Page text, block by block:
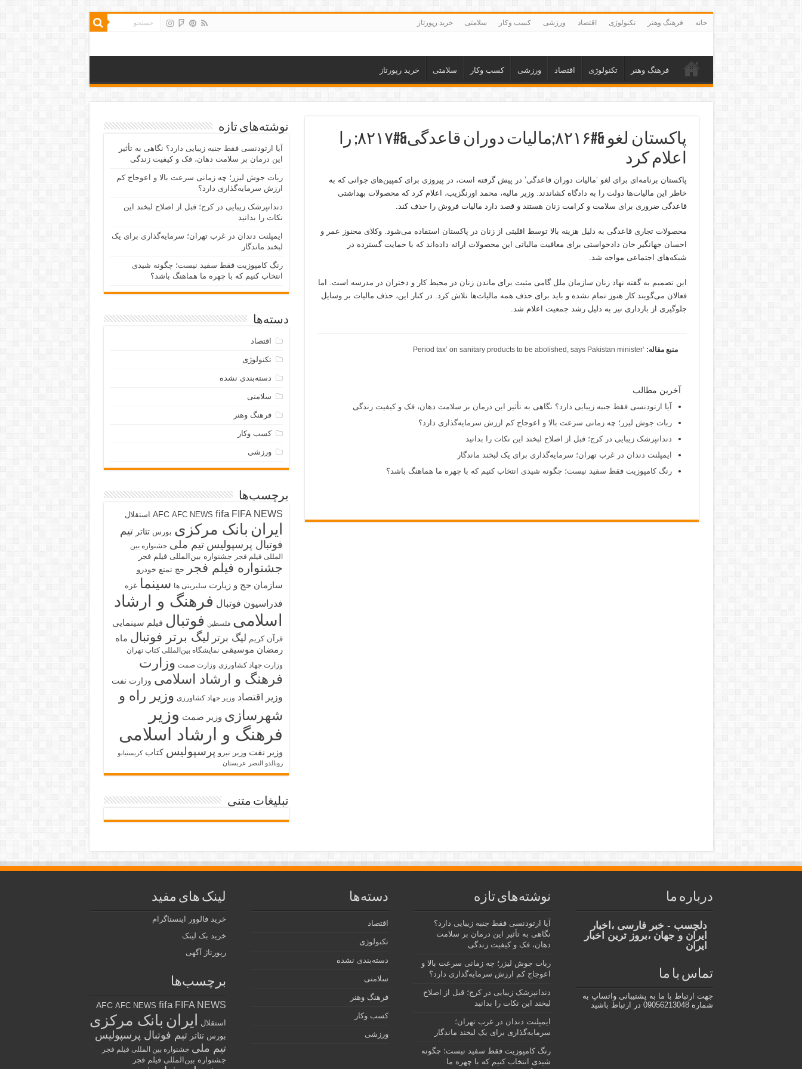
خانه فرهنگ وهنر تکنولوژی اقتصاد ورزشی کسب وکار سلامتی خرید رپورتاز
فرهنگ وهنر تکنولوژی اقتصاد ورزشی کسب وکار سلامتی خرید رپورتاز
پاکستان لغو &#۸۲۱۶;مالیات دوران قاعدگی&#۸۲۱۷; را
اعلام کرد
پاکستان برنامه‌ای برای لغو ‘مالیات دوران قاعدگی’ در پیش گرفته است، در پیروزی برای کمپین‌های جوانی که به
خاطر این مالیات‌ها دولت را به دادگاه کشاندند. وزیر مالیه، محمد اورنگزیب، اعلام کرد که محصولات بهداشتی
قاعدگی ضروری برای سلامت و کرامت زنان هستند و قصد دارد مالیات فروش را حذف کند.
محصولات تجاری قاعدگی به دلیل هزینه بالا توسط اقلیتی از زنان در پاکستان استفاده می‌شود. وکلای محنوز عمر و
احسان جهانگیر خان دادخواستی برای معافیت مالیاتی این محصولات ارائه داده‌اند که با حمایت گسترده در
شبکه‌های اجتماعی مواجه شد.
این تصمیم به گفته نهاد زنان سازمان ملل گامی مثبت برای ماندن زنان در محیط کار و دختران در مدرسه است. اما
فعالان می‌گویند کار هنوز تمام نشده و باید برای حذف همه مالیات‌ها تلاش کرد. در کنار این، حذف مالیات بر وسایل
جلوگیری از بارداری نیز به دلیل رشد جمعیت اعلام شد.
منبع مقاله: ‘Period tax’ on sanitary products to be abolished, says Pakistan minister
آخرین مطالب
آیا ارتودنسی فقط جنبه زیبایی دارد؟ نگاهی به تأثیر این درمان بر سلامت دهان، فک و کیفیت زندگی
ربات جوش لیزر؛ چه زمانی سرعت بالا و اعوجاج کم ارزش سرمایه‌گذاری دارد؟
دندانپزشک زیبایی در کرج؛ قبل از اصلاح لبخند این نکات را بدانید
ایمپلنت دندان در غرب تهران؛ سرمایه‌گذاری برای یک لبخند ماندگار
رنگ کامپوزیت فقط سفید نیست؛ چگونه شیدی انتخاب کنیم که با چهره ما هماهنگ باشد؟
نوشته‌های تازه
آیا ارتودنسی فقط جنبه زیبایی دارد؟ نگاهی به تأثیر
این درمان بر سلامت دهان، فک و کیفیت زندگی
ربات جوش لیزر؛ چه زمانی سرعت بالا و اعوجاج کم
ارزش سرمایه‌گذاری دارد؟
دندانپزشک زیبایی در کرج؛ قبل از اصلاح لبخند این
نکات را بدانید
ایمپلنت دندان در غرب تهران؛ سرمایه‌گذاری برای یک
لبخند ماندگار
رنگ کامپوزیت فقط سفید نیست؛ چگونه شیدی
انتخاب کنیم که با چهره ما هماهنگ باشد؟
دسته‌ها
اقتصاد
تکنولوژی
دسته‌بندی نشده
سلامتی
فرهنگ وهنر
کسب وکار
ورزشی
برچسب‌ها
AFC AFC NEWS fifa FIFA NEWS استقلال
ایران بانک مرکزی بورس تئاتر تیم
فوتبال پرسپولیس تیم ملی جشنواره بین
المللی فیلم فجر جشنواره بین‌المللی فیلم فجر
جشنواره فیلم فجر حج تمتع خودرو
سازمان حج و زیارت سلبریتی ها سینما غزه
فدراسیون فوتبال فرهنگ و ارشاد
اسلامی فلسطین فوتبال فیلم سینمایی
قرآن کریم لیگ برتر لیگ برتر فوتبال ماه
رمضان موسیقی نمایشگاه بین‌المللی کتاب تهران
وزارت جهاد کشاورزی وزارت صمت وزارت
فرهنگ و ارشاد اسلامی وزارت نفت
وزیر اقتصاد وزیر جهاد کشاورزی وزیر راه و
شهرسازی وزیر صمت وزیر
فرهنگ و ارشاد اسلامی
وزیر نفت وزیر نیرو پرسپولیس کتاب کریستیانو
رونالدو النصر عربستان
تبلیغات متنی
درباره ما
دلچسب - خبر فارسی ،اخبار
ایران و جهان ،بروز ترین اخبار
ایران
تماس با ما
جهت ارتباط با ما به پشتیبانی واتساپ به
شماره 09056213048 در ارتباط باشید
نوشته‌های تازه
آیا ارتودنسی فقط جنبه زیبایی دارد؟
نگاهی به تأثیر این درمان بر سلامت
دهان، فک و کیفیت زندگی
ربات جوش لیزر؛ چه زمانی سرعت بالا و
اعوجاج کم ارزش سرمایه‌گذاری دارد؟
دندانپزشک زیبایی در کرج؛ قبل از اصلاح
لبخند این نکات را بدانید
ایمپلنت دندان در غرب تهران؛
سرمایه‌گذاری برای یک لبخند ماندگار
رنگ کامپوزیت فقط سفید نیست؛ چگونه
شیدی انتخاب کنیم که با چهره ما
دسته‌ها
اقتصاد
تکنولوژی
دسته‌بندی نشده
سلامتی
فرهنگ وهنر
کسب وکار
ورزشی
لینک های مفید
خرید فالوور اینستاگرام
خرید بک لینک
رپورتاژ آگهی
برچسب‌ها
AFC AFC NEWS fifa FIFA NEWS
استقلال ایران بانک مرکزی
بورس تئاتر تیم فوتبال پرسپولیس
تیم ملی جشنواره بین المللی فیلم فجر
جشنواره بین‌المللی فیلم فجر